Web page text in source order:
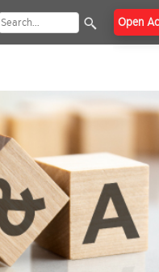
Open